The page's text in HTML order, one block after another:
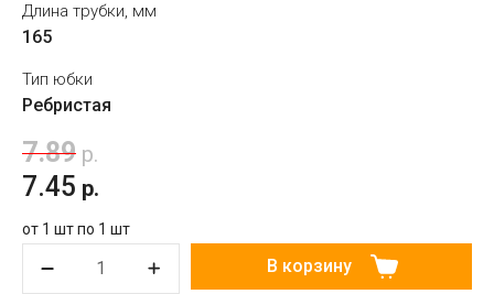
Длина трубки, мм
165
Тип юбки
Ребристая
7.89 р.
7.45 р.
от 1 шт по 1 шт
В корзину